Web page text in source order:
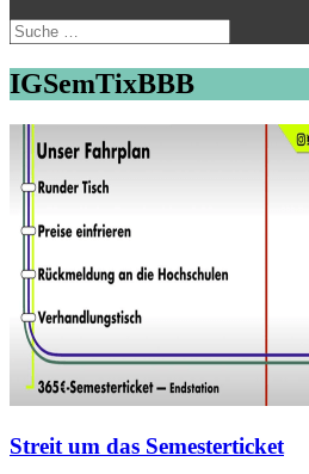
Suche
nach:
IGSemTixBBB
Streit um das Semesterticket